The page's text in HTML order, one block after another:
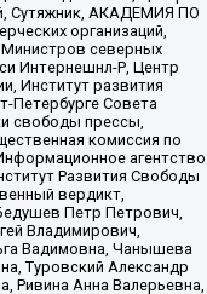
Сутяжник, АКАДЕМИЯ ПО
организаций,
Министров северных
Интернешнл-Р, Центр
Институт развития
Петербурге Совета
свободы прессы,
комиссия по
агентство
Развития Свободы
вердикт,
Петр Петрович,
Владимирович,
Вадимовна, Чанышева
Туровский Александр
Ривина Анна Валерьевна,